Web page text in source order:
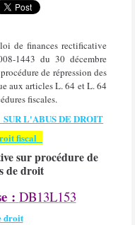
de finances rectificative
1443 du 30 décembre
de répression des
aux articles L. 64 et L. 64
fiscales.
L'ABUS DE DROIT
fiscal
sur procédure de
de droit
: DB13L153
droit